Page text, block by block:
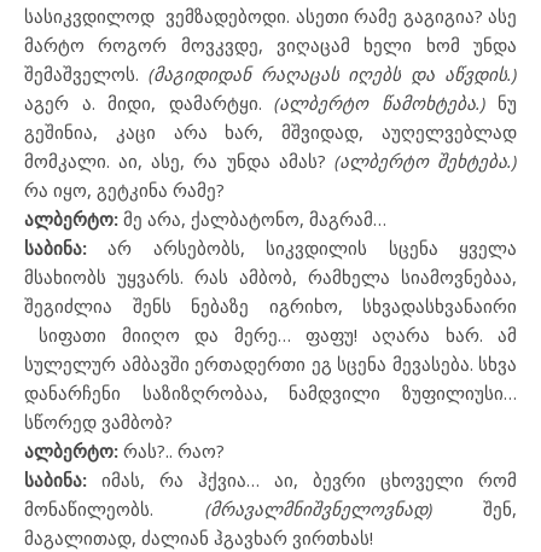
სასიკვდილოდ ვემზადებოდი. ასეთი რამე გაგიგია? ასე
მარტო როგორ მოვკვდე, ვიღაცამ ხელი ხომ უნდა
შემაშველოს. (მაგიდიდან რაღაცას იღებს და აწვდის.)
აგერ ა. მიდი, დამარტყი. (ალბერტო წამოხტება.) ნუ
გეშინია, კაცი არა ხარ, მშვიდად, აუღელვებლად
მომკალი. აი, ასე, რა უნდა ამას? (ალბერტო შეხტება.)
რა იყო, გეტკინა რამე?
ალბერტო: მე არა, ქალბატონო, მაგრამ…
საბინა:არ არსებობს, სიკვდილის სცენა ყველა
მსახიობს უყვარს. რას ამბობ, რამხელა სიამოვნებაა,
შეგიძლია შენს ნებაზე იგრიხო, სხვადასხვანაირი
სიფათი მიიღო და მერე… ფაფუ! აღარა ხარ. ამ
სულელურ ამბავში ერთადერთი ეგ სცენა მევასება. სხვა
დანარჩენი საზიზღრობაა, ნამდვილი ზუფილიუსი…
სწორედ ვამბობ?
ალბერტო: რას?.. რაო?
საბინა: იმას, რა ჰქვია… აი, ბევრი ცხოველი რომ
მონაწილეობს. (მრავალმნიშვნელოვნად)შენ,
მაგალითად, ძალიან ჰგავხარ ვირთხას!